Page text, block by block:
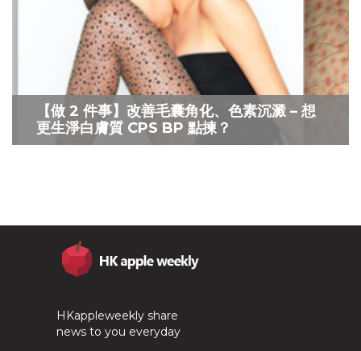
【做 2 件事】改善毛囊角化、色素沉澱 – 想
更生淨白膚質 CPS BP 點揀？
HKappleweekly share
news to you everyday